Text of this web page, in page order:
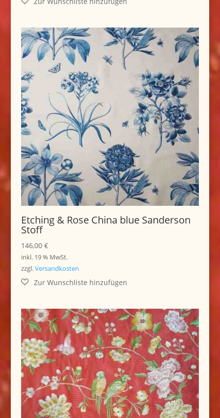
Etching & Rose China blue Sanderson
Stoff
146,00 €
inkl. 19 % MwSt.
zzgl.Versandkosten